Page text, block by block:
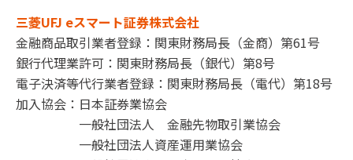
三菱UFJ eスマート証券株式会社
金融商品取引業者登録：関東財務局長（金商）第61号
銀行代理業許可：関東財務局長（銀代）第8号
電子決済等代行業者登録：関東財務局長（電代）第18号
加入協会：日本証券業協会
一般社団法人 金融先物取引業協会
一般社団法人資産運用業協会